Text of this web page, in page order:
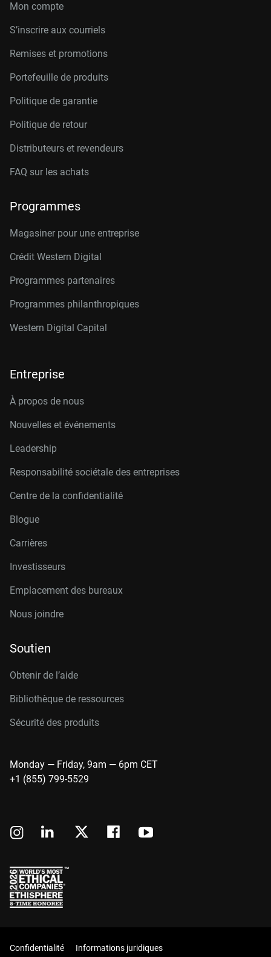
Mon compte
S’inscrire aux courriels
Remises et promotions
Portefeuille de produits
Politique de garantie
Politique de retour
Distributeurs et revendeurs
FAQ sur les achats
Programmes
Magasiner pour une entreprise
Crédit Western Digital
Programmes partenaires
Programmes philanthropiques
Western Digital Capital
Entreprise
À propos de nous
Nouvelles et événements
Leadership
Responsabilité sociétale des entreprises
Centre de la confidentialité
Blogue
Carrières
Investisseurs
Emplacement des bureaux
Nous joindre
Soutien
Obtenir de l’aide
Bibliothèque de ressources
Sécurité des produits
Monday — Friday, 9am — 6pm CET
+1 (855) 799-5529
Confidentialité Informations juridiques